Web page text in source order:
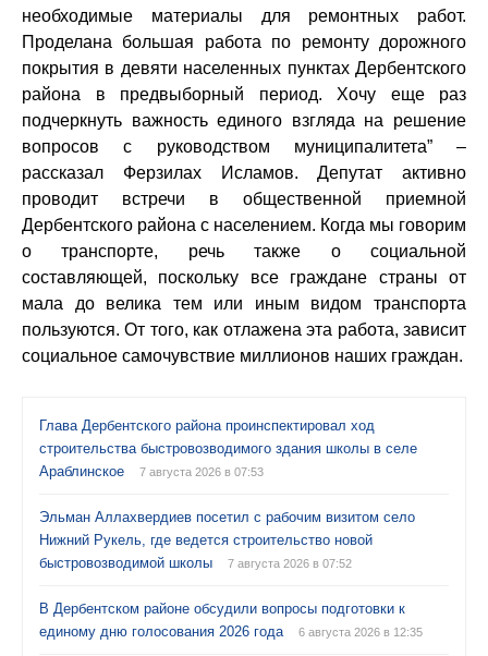
необходимые материалы для ремонтных работ.
Проделана большая работа по ремонту дорожного
покрытия в девяти населенных пунктах Дербентского
района в предвыборный период. Хочу еще раз
подчеркнуть важность единого взгляда на решение
вопросов с руководством муниципалитета” –
рассказал Ферзилах Исламов. Депутат активно
проводит встречи в общественной приемной
Дербентского района с населением. Когда мы говорим
о транспорте, речь также о социальной
составляющей, поскольку все граждане страны от
мала до велика тем или иным видом транспорта
пользуются. От того, как отлажена эта работа, зависит
социальное самочувствие миллионов наших граждан.
Глава Дербентского района проинспектировал ход
строительства быстровозводимого здания школы в селе
Араблинское
7 августа 2026 в 07:53
Эльман Аллахвердиев посетил с рабочим визитом село
Нижний Рукель, где ведется строительство новой
быстровозводимой школы
7 августа 2026 в 07:52
В Дербентском районе обсудили вопросы подготовки к
единому дню голосования 2026 года
6 августа 2026 в 12:35